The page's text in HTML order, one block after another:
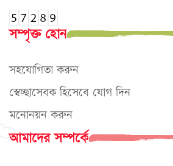
সম্পৃক্ত হোন
সহযোগিতা করুন
স্বেচ্ছাসেবক হিসেবে যোগ দিন
মনোনয়ন করুন
আমাদের সম্পর্কে